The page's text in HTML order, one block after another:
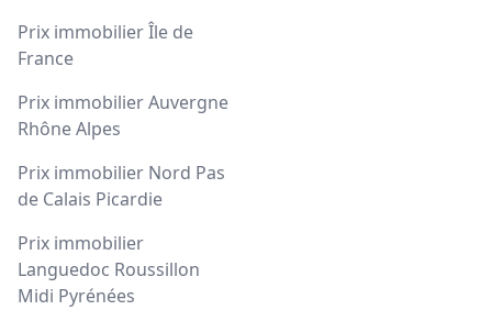
Prix immobilier Île de
France
Prix immobilier Auvergne
Rhône Alpes
Prix immobilier Nord Pas
de Calais Picardie
Prix immobilier
Languedoc Roussillon
Midi Pyrénées